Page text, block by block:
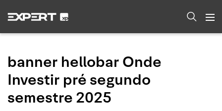
banner hellobar Onde
Investir pré segundo
semestre 2025